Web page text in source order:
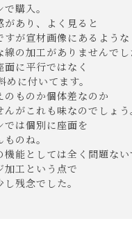
物ガイド(お届けについて)
いましたら、お気軽にお
について
、午前か午後かの２択のみ
的な時間帯指定をしての
帯指定ができません。
でお荷物に記載する事は
購入。
があり、よく見ると
すが宣材画像にあるような
の加工がありませんでし
面に平行ではなく
めに付いてます。
のものか個体差なのか
んがこれも味なのでしょう
では個別に座面を
のね。
機能としては全く問題な
加工という点で
残念でした。